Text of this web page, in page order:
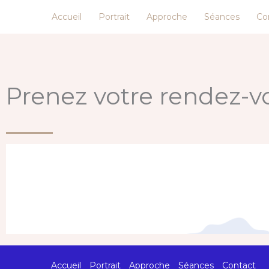
Accueil Portrait Approche Séances
Prenez votre rendez-
Accueil Portrait Approche Séances Contact